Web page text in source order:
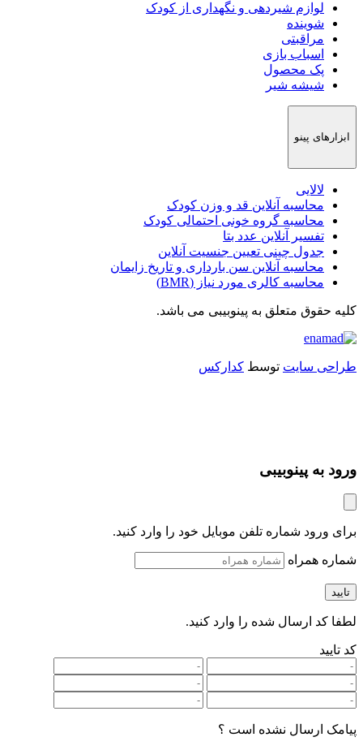
لوازم شیردهی و نگهداری از کودک
شوینده
مراقبتی
اسباب بازی
پک محصول
شیشه شیر
ابزارهای پینو
لالایی
محاسبه آنلاین قد و وزن کودک
محاسبه گروه خونی احتمالی کودک
تفسیر آنلاین عدد بتا
جدول چینی تعیین جنسیت آنلاین
محاسبه آنلاین سن بارداری و تاریخ زایمان
محاسبه کالری مورد نیاز (BMR)
کلیه حقوق متعلق به پینوبیبی می باشد.
طراحی سایت توسط کدارکس
ورود به پینوبیبی
برای ورود شماره تلفن موبایل خود را وارد کنید.
شماره همراه
تایید
لطفا کد ارسال شده را وارد کنید.
کد تایید
پیامک ارسال نشده است ؟